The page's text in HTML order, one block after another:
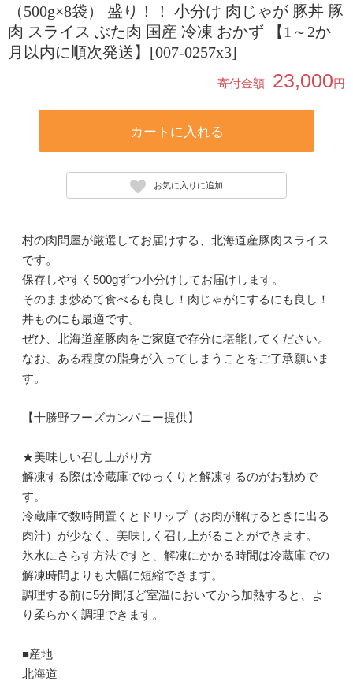
（500g×8袋） 盛り！！ 小分け 肉じゃが 豚丼 豚
肉 スライス ぶた肉 国産 冷凍 おかず 【1～2か
月以内に順次発送】[007-0257x3]
寄付金額 23,000円
カートに入れる
お気に入りに追加
村の肉問屋が厳選してお届けする、北海道産豚肉スライス
です。
保存しやすく500gずつ小分けしてお届けします。
そのまま炒めて食べるも良し！肉じゃがにするにも良し！
丼ものにも最適です。
ぜひ、北海道産豚肉をご家庭で存分に堪能してください。
なお、ある程度の脂身が入ってしまうことをご了承願いま
す。
【十勝野フーズカンパニー提供】
★美味しい召し上がり方
解凍する際は冷蔵庫でゆっくりと解凍するのがお勧めで
す。
冷蔵庫で数時間置くとドリップ（お肉が解けるときに出る
肉汁）が少なく、美味しく召し上がることができます。
氷水にさらす方法ですと、解凍にかかる時間は冷蔵庫での
解凍時間よりも大幅に短縮できます。
調理する前に5分間ほど室温においてから加熱すると、よ
り柔らかく調理できます。
■産地
北海道